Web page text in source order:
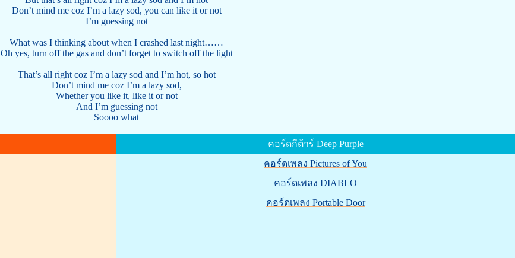
Don’t mind me coz I’m a lazy sod, you can like it or not
I’m guessing not
What was I thinking about when I crashed last night……
Oh yes, turn off the gas and don’t forget to switch off the light
That’s all right coz I’m a lazy sod and I’m hot, so hot
Don’t mind me coz I’m a lazy sod,
Whether you like it, like it or not
And I’m guessing not
Soooo what
คอร์ดกีต้าร์ Deep Purple
คอร์ดเพลง Pictures of You
คอร์ดเพลง DIABLO
คอร์ดเพลง Portable Door